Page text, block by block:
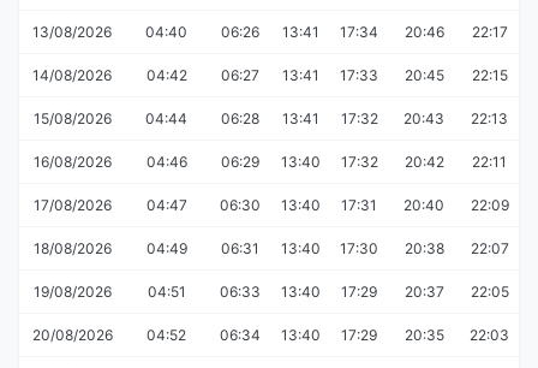
13/08/2026 04:40 06:26 13:41 17:34 20:46 22:17
14/08/2026 04:42 06:27 13:41 17:33 20:45 22:15
15/08/2026 04:44 06:28 13:41 17:32 20:43 22:13
16/08/2026 04:46 06:29 13:40 17:32 20:42 22:11
17/08/2026 04:47 06:30 13:40 17:31 20:40 22:09
18/08/2026 04:49 06:31 13:40 17:30 20:38 22:07
19/08/2026 04:51 06:33 13:40 17:29 20:37 22:05
20/08/2026 04:52 06:34 13:40 17:29 20:35 22:03